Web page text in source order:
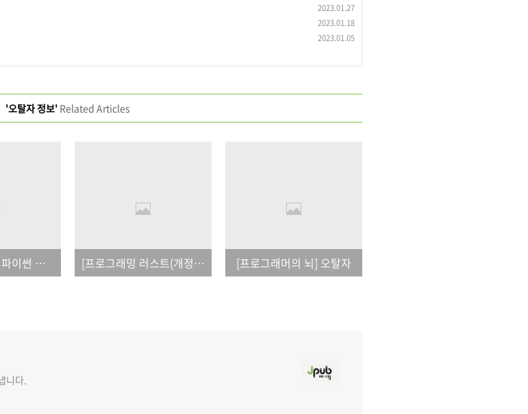
2023.01.27
2023.01.18
2023.01.05
'오탈자 정보' Related Articles
[전문가를 위한 파이썬 프로그래밍(제4판)]_오탈자 [프로그래밍 러스트(개정판)]_오탈자 [프로그래머의 뇌] 오탈자
니다.